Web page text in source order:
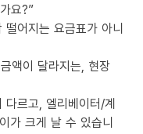
요?”
어지는 요금표가 아니
액이 달라지는, 현장
르고, 엘리베이터/계
가 크게 날 수 있습니